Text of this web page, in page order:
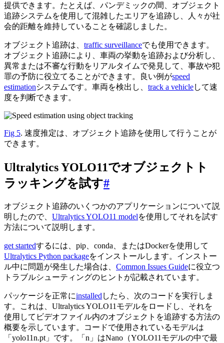
提供できます。たとえば、パンデミックの間、オブジェクト
追跡システムを使用して混雑したエリアを追跡し、人々が社
会的距離を維持していることを確認しました。
オブジェクト追跡は、 traffic surveillanceでも使用できます。
オブジェクト追跡により、車両の挙動を追跡および分析し、
異常または不審な行動をリアルタイムで発見して、事故や犯
罪の予防に役立てることができます。良い例がspeed
estimationシステムです。車両を検出し、 track a vehicleして速
度を判断できます。
Fig 5. 速度推定は、オブジェクト追跡を使用して行うことが
できます。
Ultralytics YOLO11でオブジェクトト
ラッキングを試す#
オブジェクト追跡のいくつかのアプリケーションについて説
明したので、 Ultralytics YOLO11 modelを使用してそれを試す
方法について説明します。
get startedするには、pip、conda、またはDockerを使用して
Ultralytics Python packageをインストールします。インストー
ル中に問題が発生した場合は、 Common Issues Guideに役立つ
トラブルシューティングのヒントが記載されています。
パッケージを正常にinstalled したら、次のコードを実行しま
す。これは、Ultralytics YOLO11モデルをロードし、それを
使用してビデオファイル内のオブジェクトを追跡する方法の
概要を示しています。コードで使用されているモデルは
「yolo11n.pt」です。「n」はNano（YOLO11モデルの中で最